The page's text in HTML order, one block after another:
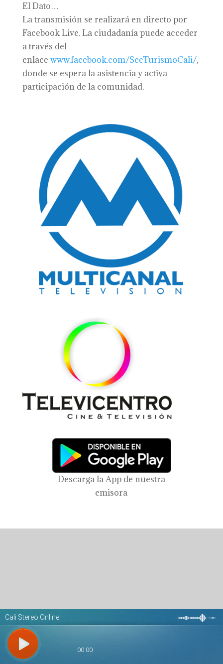
El Dato…
La transmisión se realizará en directo por
Facebook Live. La ciudadanía puede acceder
a través del
enlace www.facebook.com/SecTurismoCali/,
donde se espera la asistencia y activa
participación de la comunidad.
Descarga la App de nuestra
emisora